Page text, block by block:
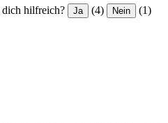
hilfreich? Ja (4) Nein (1)